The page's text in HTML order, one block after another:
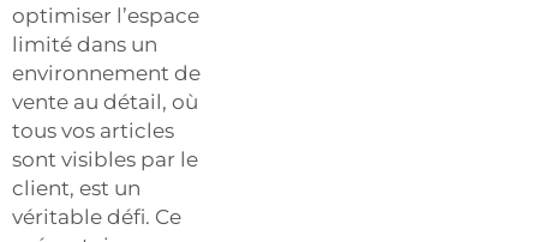
optimiser l’espace
limité dans un
environnement de
vente au détail, où
tous vos articles
sont visibles par le
client, est un
véritable défi. Ce